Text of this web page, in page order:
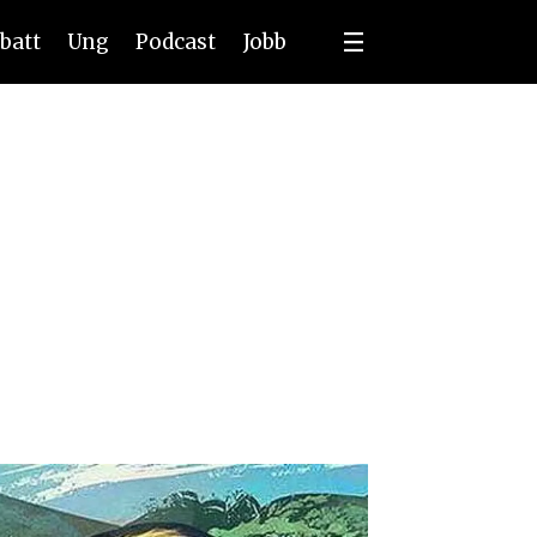
Ung Podcast Jobb